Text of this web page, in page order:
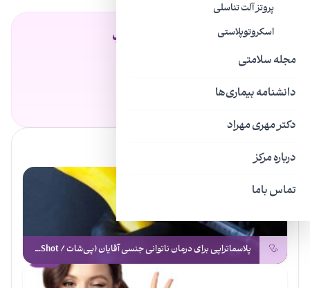
پروتز آلت تناسلی
اسکروتوپلاستی
مجله سلامتی
دانشنامه بیماری‌ها
دکتر مهری مهراد
درباره مرکز
تماس باما
فهرست مطالب
دیگر خدمات کلینیک
پلاسماتراپی برای درمان ناتوانی جنسی آقایان (پی‌شات / P-Shot)